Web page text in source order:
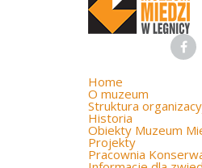
Home
O muzeum
Struktura
Historia
Obiekty Muzeum
Projekty
Pracownia